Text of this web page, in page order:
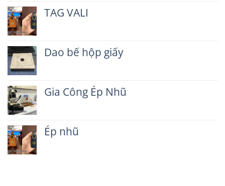
bình
dẫn
làm
khóa
ô
TAG VALI
luận
ở
Dao bế hộp giấy
luận
ở
hộp
giấy
Gia Công Ép Nhũ
luận
ở
Ép nhũ